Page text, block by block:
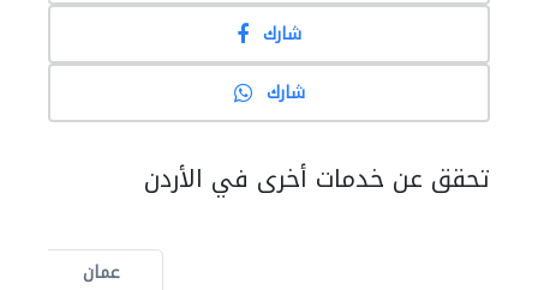
شارك
شارك
تحقق عن خدمات أخرى في الأردن
عمان